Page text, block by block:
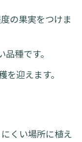
の果実をつけま
品種です。
を迎えます。
くい場所に植え